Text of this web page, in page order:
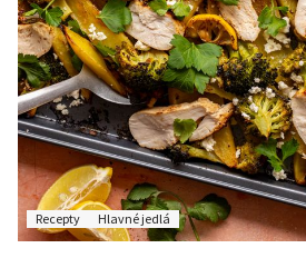
Recepty Hlavné jedlá